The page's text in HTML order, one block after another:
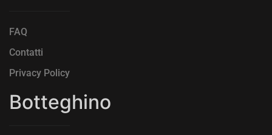
FAQ
Contatti
Privacy Policy
Botteghino